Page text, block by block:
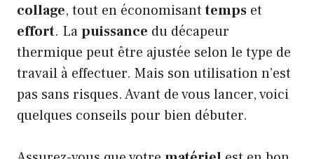
collage, tout en économisanttemps et
effort. Lapuissance du décapeur
thermique peut être ajustée selon le type de
travail à effectuer. Mais son utilisation n’est
pas sans risques. Avant de vous lancer, voici
quelques conseils pour bien débuter.